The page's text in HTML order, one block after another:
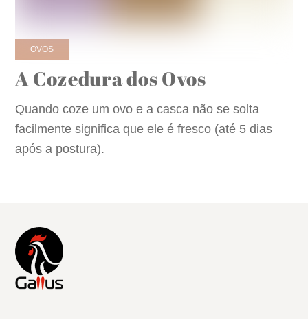
A Cozedura dos Ovos
OVOS
Quando coze um ovo e a casca não se solta
facilmente significa que ele é fresco (até 5 dias
após a postura).